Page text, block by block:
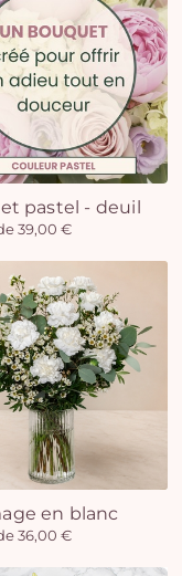
pastel - deuil
39,00 €
en blanc
36,00 €